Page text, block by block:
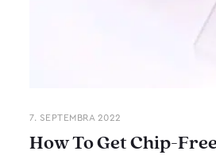
7. SEPTEMBRA 2022
How To Get Chip-